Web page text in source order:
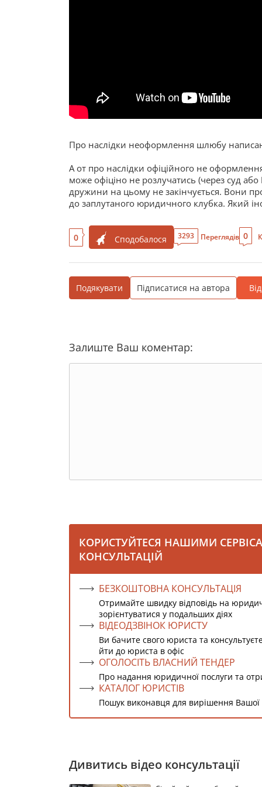
Про наслідки неоформлення шлюбу
А от про наслідки офіційного не
може офіціно не розлучатись (через суд
дружини на цьому не закінчується. Вони
до заплутаного юридичного клубка. Який
0 Сподобалося 3293 Переглядів 0
Подякувати Підписатися на автора
Залиште Ваш коментар:
КОРИСТУЙТЕСЯ НАШИМИ
КОНСУЛЬТАЦІЙ
БЕЗКОШТОВНА КОНСУЛЬТАЦІЯ
Отримайте швидку відповідь на
зорієнтуватися у подальших діях
ВІДЕОДЗВІНОК ЮРИСТУ
Ви бачите свого юриста та
йти до юриста в офіс
ОГОЛОСІТЬ ВЛАСНИЙ ТЕНДЕР
Про надання юридичної послуги та
КАТАЛОГ ЮРИСТІВ
Пошук виконавця для вирішення
Дивитись відео консультації